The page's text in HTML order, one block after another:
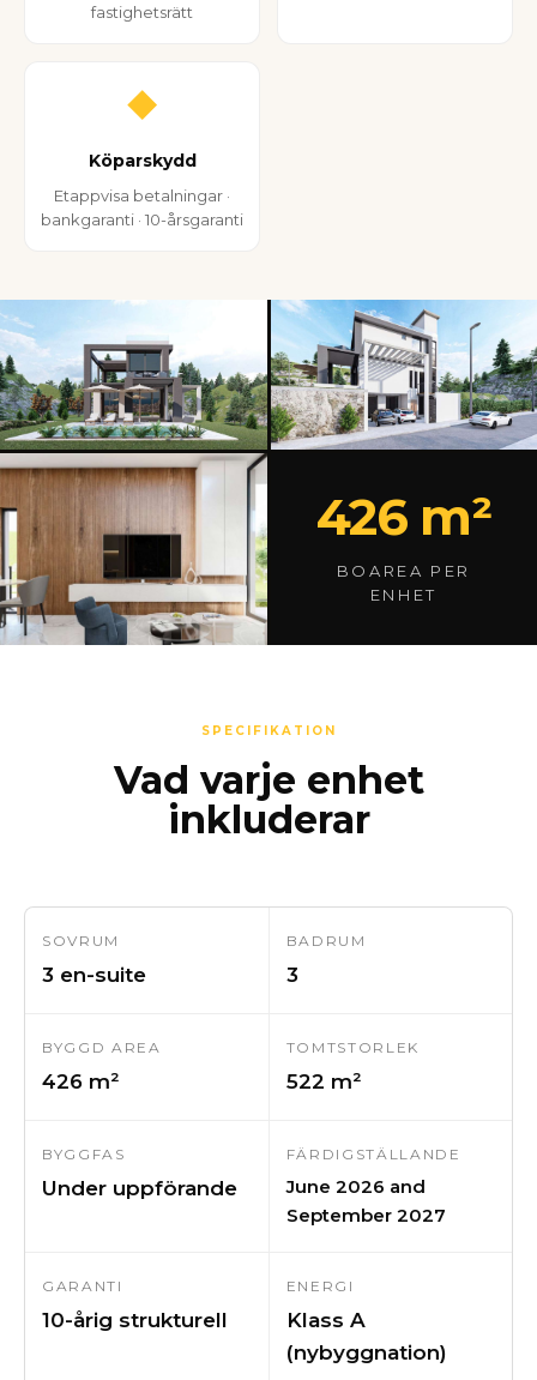
fastighetsrätt
◆
Köparskydd
Etappvisa betalningar ·
bankgaranti · 10-årsgaranti
426 m²
BOAREA PER
ENHET
SPECIFIKATION
Vad varje enhet
inkluderar
SOVRUM
3 en-suite
BADRUM
3
BYGGD AREA
426 m²
TOMTSTORLEK
522 m²
BYGGFAS
Under uppförande
FÄRDIGSTÄLLANDE
June 2026 and
September 2027
GARANTI
10-årig strukturell
ENERGI
Klass A
(nybyggnation)